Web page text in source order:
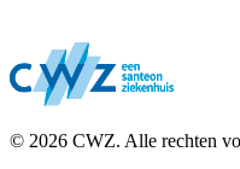
© 2026 CWZ. Alle rechten